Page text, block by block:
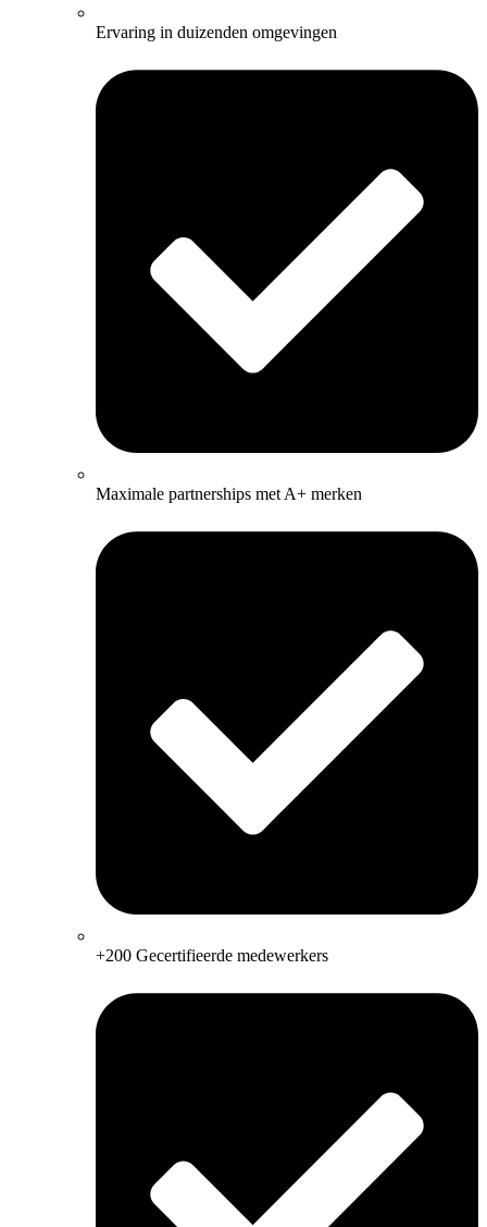
Ervaring in duizenden omgevingen
Maximale partnerships met A+ merken
+200 Gecertifieerde medewerkers